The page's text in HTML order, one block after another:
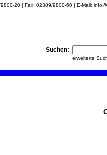
9800-20 | Fax: 02389/9800-60 | E-Mail:
Suchen:
erweiterte